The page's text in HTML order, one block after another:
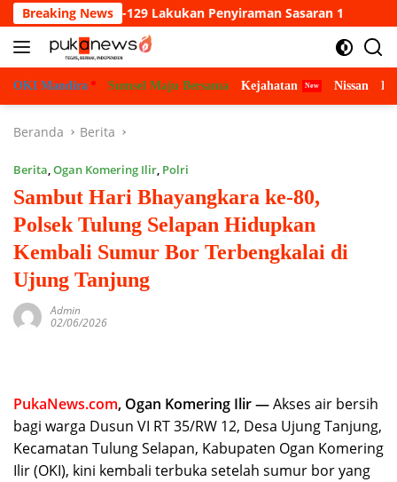
Langsung
ke
konten
Breaking News
TMMD ke-129 Lakukan Penyiraman Sasaran 1
OKI Mandira Sumsel Maju Bersama Kejahatan Nissan
Beranda Berita
Berita,Ogan Komering Ilir, Polri
Sambut Hari Bhayangkara ke-80,
Polsek Tulung Selapan Hidupkan
Kembali Sumur Bor Terbengkalai di
Ujung Tanjung
Admin
02/06/2026
PukaNews.com, Ogan Komering Ilir —Akses air bersih
bagi warga Dusun VI RT 35/RW 12, Desa Ujung Tanjung,
Kecamatan Tulung Selapan, Kabupaten Ogan Komering
Ilir (OKI), kini kembali terbuka setelah sumur bor yang